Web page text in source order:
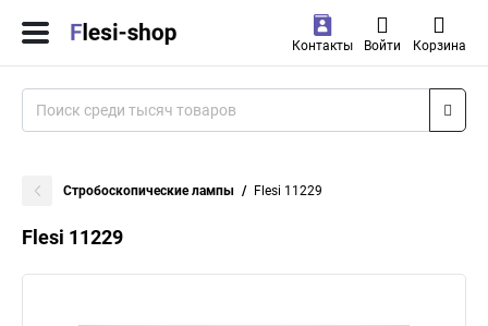
Контакты Войти Корзина
Стробоскопические лампы Flesi 11229
Flesi 11229